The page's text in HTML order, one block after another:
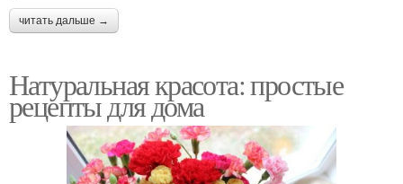
читать дальше →
Натуральная красота: простые
рецепты для дома